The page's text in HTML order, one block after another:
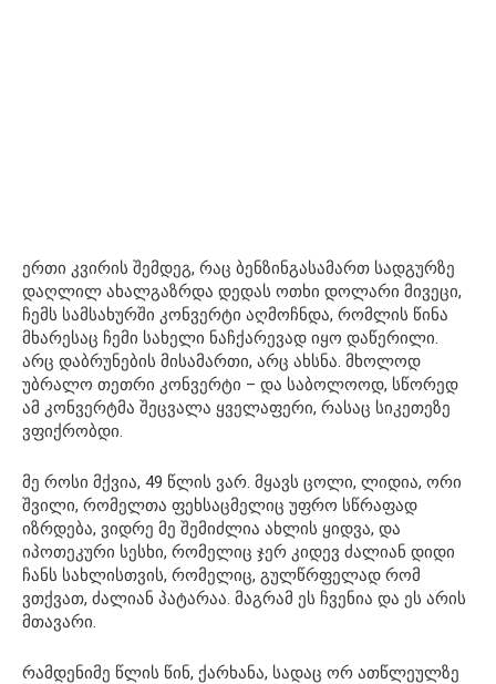
ერთი კვირის შემდეგ, რაც ბენზინგასამართ სადგურზე
დაღლილ ახალგაზრდა დედას ოთხი დოლარი მივეცი,
ჩემს სამსახურში კონვერტი აღმოჩნდა, რომლის წინა
მხარესაც ჩემი სახელი ნაჩქარევად იყო დაწერილი.
არც დაბრუნების მისამართი, არც ახსნა. მხოლოდ
უბრალო თეთრი კონვერტი – და საბოლოოდ, სწორედ
ამ კონვერტმა შეცვალა ყველაფერი, რასაც სიკეთეზე
ვფიქრობდი.
მე როსი მქვია, 49 წლის ვარ. მყავს ცოლი, ლიდია, ორი
შვილი, რომელთა ფეხსაცმელიც უფრო სწრაფად
იზრდება, ვიდრე მე შემიძლია ახლის ყიდვა, და
იპოთეკური სესხი, რომელიც ჯერ კიდევ ძალიან დიდი
ჩანს სახლისთვის, რომელიც, გულწრფელად რომ
ვთქვათ, ძალიან პატარაა. მაგრამ ეს ჩვენია და ეს არის
მთავარი.
რამდენიმე წლის წინ, ქარხანა, სადაც ორ ათწლეულზე